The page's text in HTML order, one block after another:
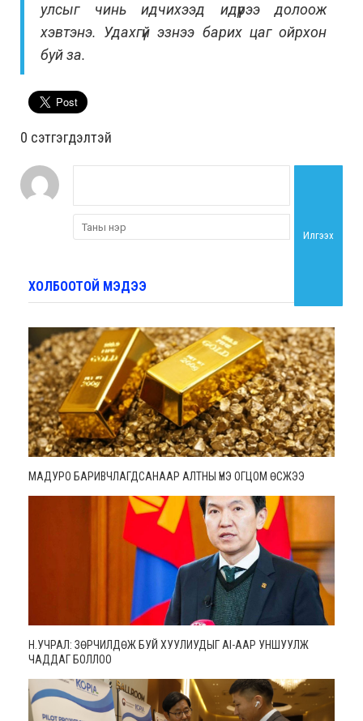
улсыг чинь идчихээд идүүрээ долоож
хэвтэнэ. Удахгүй эзнээ барих цаг ойрхон
буй за.
0 cэтгэгдэлтэй
Илгээх
ХОЛБООТОЙ МЭДЭЭ
МАДУРО БАРИВЧЛАГДСАНААР АЛТНЫ ҮНЭ ОГЦОМ ӨСЖЭЭ
Н.УЧРАЛ: ЗӨРЧИЛДӨЖ БУЙ ХУУЛИУДЫГ AI-ААР УНШУУЛЖ
ЧАДДАГ БОЛЛОО